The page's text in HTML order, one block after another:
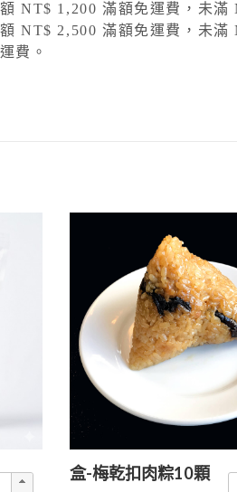
NT$ 1,200 滿額免運費，未
NT$ 2,500 滿額免運費，未
費。
盒-梅乾扣肉粽10顆